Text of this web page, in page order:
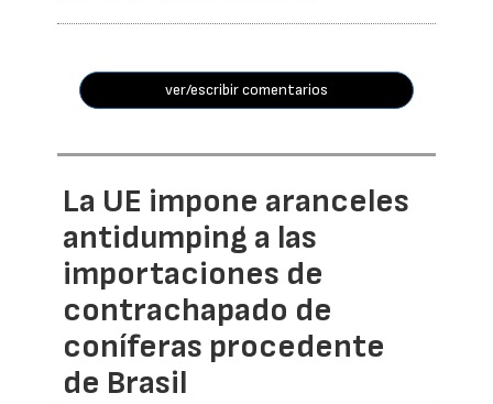
ver/escribir comentarios
La UE impone aranceles
antidumping a las
importaciones de
contrachapado de
coníferas procedente
de Brasil